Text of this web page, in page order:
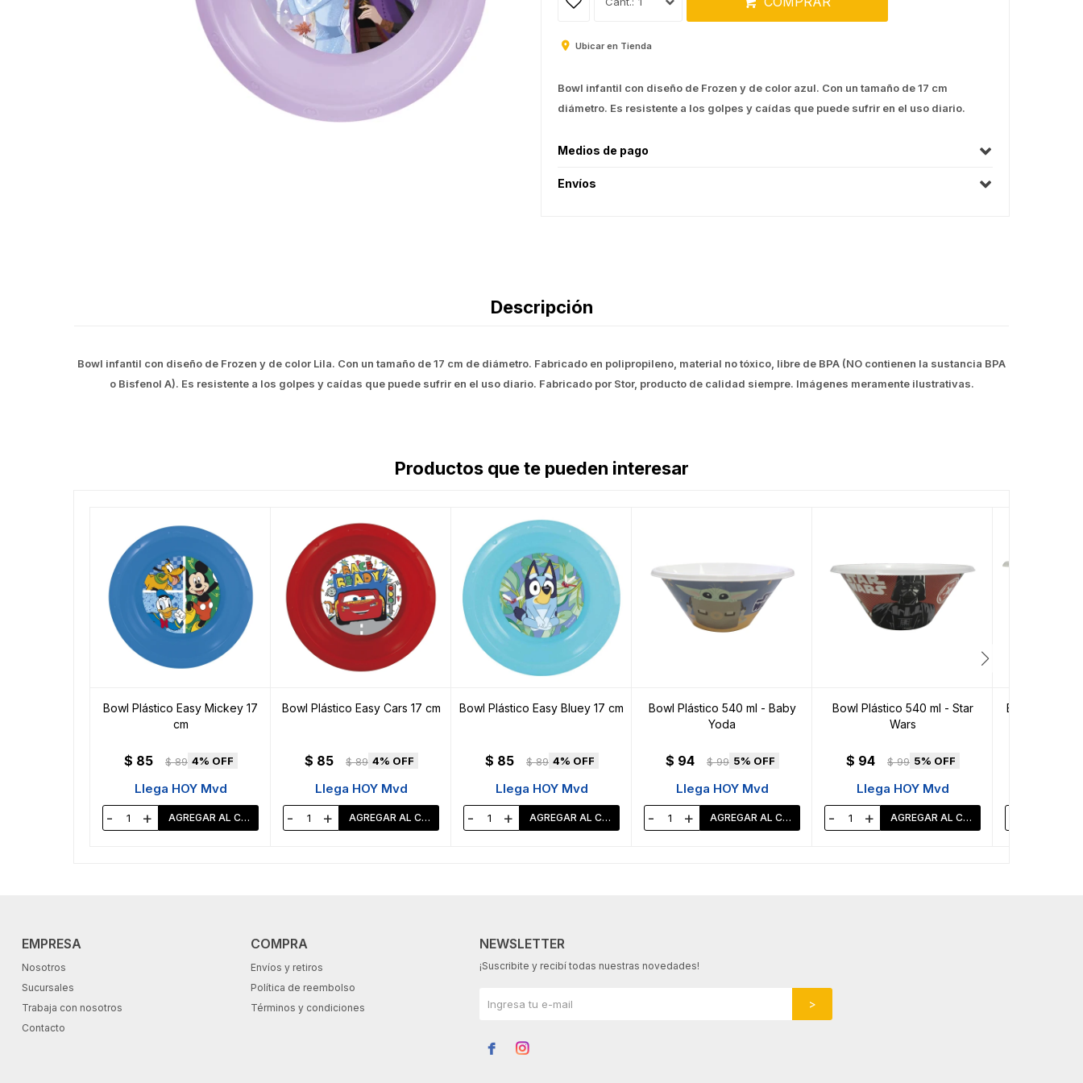
Ubicar en Tienda
Bowl infantil con diseño de Frozen y de color azul. Con un tamaño de 17 cm
diámetro. Es resistente a los golpes y caídas que puede sufrir en el uso diario.
Medios de pago
Envíos
Descripción
Bowl infantil con diseño de Frozen y de color Lila. Con un tamaño de 17 cm de diámetro. Fabricado en polipropileno, material no tóxico, libre de BPA (NO contienen la sustancia BPA
o Bisfenol A). Es resistente a los golpes y caídas que puede sufrir en el uso diario. Fabricado por Stor, producto de calidad siempre. Imágenes meramente ilustrativas.
Productos que te pueden interesar
Bowl Plástico Easy Mickey 17
cm
$ 85 $ 89 4
Llega HOY Mvd
- +
Bowl Plástico Easy Cars 17 cm
$ 85 $ 89 4
Llega HOY Mvd
- +
Bowl Plástico Easy Bluey 17 cm
$ 85 $ 89 4
Llega HOY Mvd
- +
Bowl Plástico 540 ml - Baby
Yoda
$ 94 $ 99 5
Llega HOY Mvd
- +
Bowl Plástico 540 ml - Star
Wars
$ 94 $ 99 5
Llega HOY Mvd
- +
Bowl Plástico
EMPRESA
Nosotros
Sucursales
Trabaja con nosotros
Contacto
COMPRA
Envíos y retiros
Política de reembolso
Términos y condiciones
NEWSLETTER
¡Suscribite y recibí todas nuestras novedades!
 